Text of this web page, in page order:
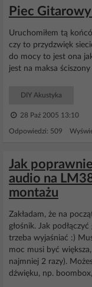
Piec
Uruchomiłem tą
czy to przydzwięk
do mocy to jest ona
jest na maksa
DIY Akustyka
28 Paź 2005 13:10
Odpowiedzi: 509
Jak
audio na
montażu
Zakładam, że na
głośnik. Jak podłączyć
trzeba wyjaśniać :)
moc musi być
najmniej 2 razy).
dźwięku, np.